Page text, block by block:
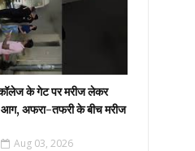
के गेट पर मरीज लेकर
आग, अफरा-तफरी के बीच मरीज
Aug 03, 2026